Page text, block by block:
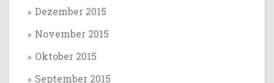
Dezember 2015
November 2015
Oktober 2015
September 2015